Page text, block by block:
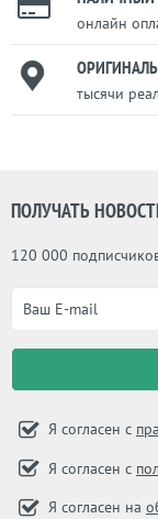
онлайн
тысячи
ПОЛУЧАТЬ
120 000
Я согласен с
Я согласен с
Я согласен на